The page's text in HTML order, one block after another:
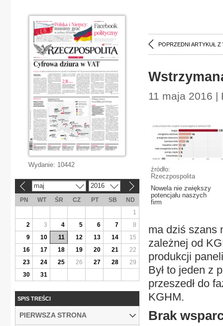
POPRZEDNI ARTYKUŁ Z
11 maja 2016 |
źródło:
Rzeczpospolita
Nowela nie zwiększy
potencjału naszych
firm
ma dziś szans
zależnej od
produkcji
Był to jeden z
przeszedł do
KGHM.
Brak
Wydanie: 10442
maj 2016
PN WT ŚR CZ PT SB
ND
1
2
3 4 5 6 7
8
9
10 11 12 13 14
15
16
17 18 19 20 21
22
23
24 25 26 27 28
29
30
31
SPIS TREŚCI
PIERWSZA STRONA